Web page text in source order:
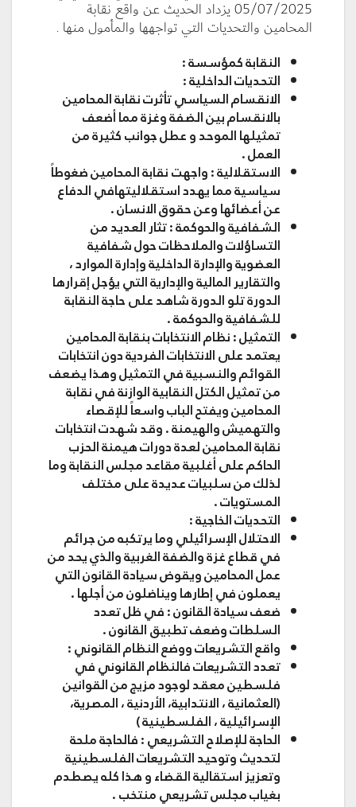
05/07/2025 يزداد الحديث عن واقع نقابة
المحامين والتحديات التي تواجهها والمأمول منها .
النقابة كمؤسسة :
التحديات الداخلية :
الانقسام السياسيتأثرت نقابة المحامين
بالانقسام بين الضفة وغزة مما أضعف
تمثيلها الموحد و عطل جوانب كثيرة من
العمل .
الاستقلالية: واجهت نقابة المحامين ضغوطاً
سياسية مما يهدد استقلاليتهافي الدفاع
عن أعضائها وعن حقوق الانسان .
الشفافية والحوكمة: تثار العديد من
التساؤلات والملاحظات حول شفافية
العضوية والإدارة الداخلية وإدارة الموارد ،
والتقارير المالية والإدارية التي يؤجل إقرارها
الدورة تلو الدورة شاهد على حاجة النقابة
للشفافية والحوكمة .
التمثيل: نظام الانتخابات بنقابة المحامين
يعتمد على الانتخابات الفردية دون انتخابات
القوائم والنسبية في التمثيل وهذا يضعف
من تمثيل الكتل النقابية الوازنة في نقابة
المحامين ويفتح الباب واسعاً للإقصاء
والتهميش والهيمنة . وقد شهدت انتخابات
نقابة المحامين لعدة دورات هيمنة الحزب
الحاكم على أغلبية مقاعد مجلس النقابة وما
لذلك من سلبيات عديدة على مختلف
المستويات .
التحديات الخاجية :
الاحتلال الإسرائيليوما يرتكبه من جرائم
في قطاع غزة والضفة الغربية والذي يحد من
عمل المحامين ويقوض سيادة القانون التي
يعملون في إطارها ويناضلون من أجلها .
ضعف سيادة القانون: في ظل تعدد
السلطات وضعف تطبيق القانون .
واقع التشريعات ووضع النظام القانوني :
تعدد التشريعاتفالنظام القانوني في
فلسطين معقد لوجود مزيج من القوانين
(العثمانية ، الانتدابية، الأردنية ، المصرية،
الإسرائيلية ، الفلسطينية )
الحاجة للإصلاح التشريعي: فالحاجة ملحة
لتحديث وتوحيد التشريعات الفلسطينية
وتعزيز استقالية القضاء و هذا كله يصطدم
بغياب مجلس تشريعي منتخب .